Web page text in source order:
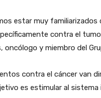
estar muy familiarizados
contra el
oncólogo y miembro del
contra el cáncer van
es estimular al